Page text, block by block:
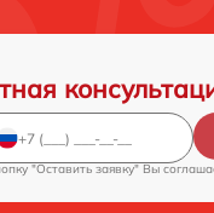
"Оставить заявку" Вы